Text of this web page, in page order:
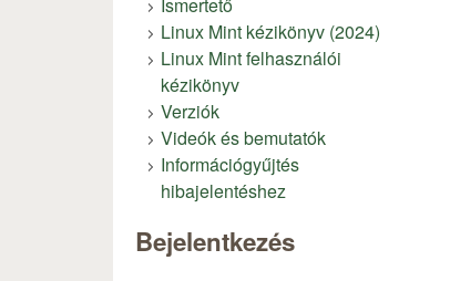
Linux Mint kézikönyv (2024)
Linux Mint felhasználói
kézikönyv
Verziók
Videók és bemutatók
Információgyűjtés
hibajelentéshez
Bejelentkezés